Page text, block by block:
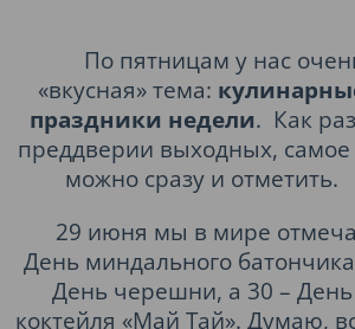
По пятницам у нас
«вкусная» тема:
праздники недели. Как
преддверии выходных, самое
можно сразу и отметить.
29 июня мы в мире
День миндального батончика
День черешни, а 30 – День
коктейля «Май Тай». Думаю,